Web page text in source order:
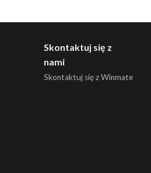
Skontaktuj się z
nami
Skontaktuj się z Winmate